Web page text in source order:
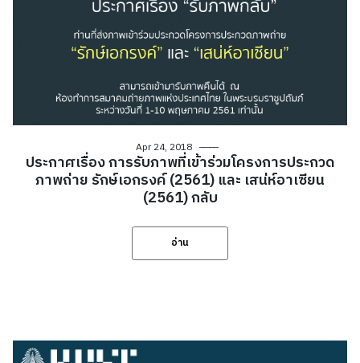
Apr 24, 2018
ประกาศเรื่อง การรับภาพที่เข้าร่วมโครงการประกวด
ภาพถ่าย รักษ์เอกรงค์ (2561) และ เสน่ห์อาเซียน
(2561) กลับ
อ่าน